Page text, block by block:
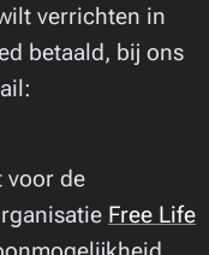
verrichten in
betaald, bij ons
voor de
Free Life